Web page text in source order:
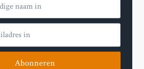
Abonneren